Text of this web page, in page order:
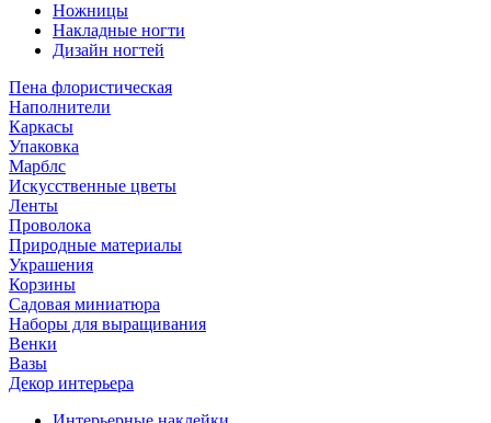
Ножницы
Накладные ногти
Дизайн ногтей
Пена флористическая
Наполнители
Каркасы
Упаковка
Марблс
Искусственные цветы
Ленты
Проволока
Природные материалы
Украшения
Корзины
Садовая миниатюра
Наборы для выращивания
Венки
Вазы
Декор интерьера